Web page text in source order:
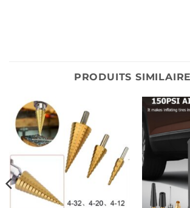
PRODUITS